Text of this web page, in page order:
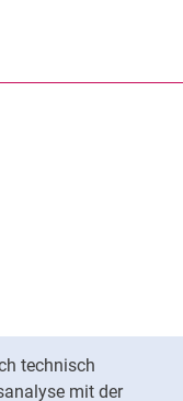
technisch
mit der